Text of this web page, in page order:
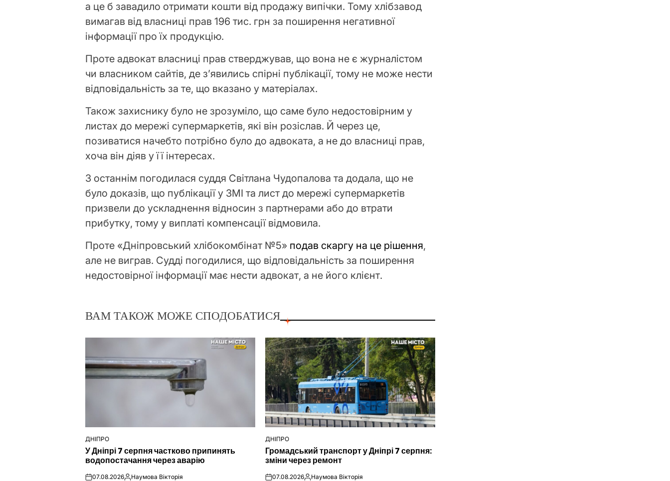
а це б завадило отримати кошти від продажу випічки. Тому хлібзавод
вимагав від власниці прав 196 тис. грн за поширення негативної
інформації про їх продукцію.
Проте адвокат власниці прав стверджував, що вона не є журналістом
чи власником сайтів, де з’явились спірні публікації, тому не може нести
відповідальність за те, що вказано у матеріалах.
Також захиснику було не зрозуміло, що саме було недостовірним у
листах до мережі супермаркетів, які він розіслав. Й через це,
позиватися начебто потрібно було до адвоката, а не до власниці прав,
хоча він діяв у її інтересах.
З останнім погодилася суддя Світлана Чудопалова та додала, що не
було доказів, що публікації у ЗМІ та лист до мережі супермаркетів
призвели до ускладнення відносин з партнерами або до втрати
прибутку, тому у виплаті компенсації відмовила.
Проте «Дніпровський хлібокомбінат №5» подав скаргу на це рішення,
але не виграв. Судді погодилися, що відповідальність за поширення
недостовірної інформації має нести адвокат, а не його клієнт.
ВАМ ТАКОЖ МОЖЕ СПОДОБАТИСЯ
ОПУБЛІКУВАТИ
У
ДНІПРО
У Дніпрі 7 серпня частково припинять
водопостачання через аварію
07.08.2026 Наумова Вікторія
ОПУБЛІКУВАТИ
ДНІПРО
Громадський транспорт у Дніпрі 7 серпня:
зміни через ремонт
07.08.2026 Наумова Вікторія